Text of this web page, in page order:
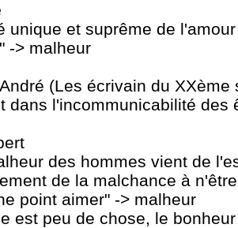
unique et suprême de
-> malheur
(Les écrivain du XXème
dans l'incommunicabilité des
des hommes vient de
de la malchance à
point aimer" -> malheur
est peu de chose, le